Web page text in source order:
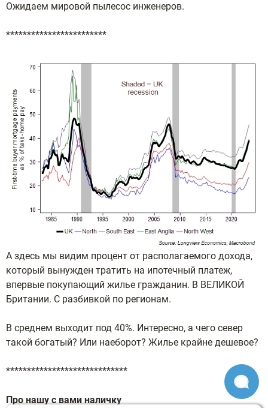
Ожидаем мировой пылесос инженеров.
************************
А здесь мы видим процент от располагаемого дохода,
который вынужден тратить на ипотечный платеж,
впервые покупающий жилье гражданин. В ВЕЛИКОЙ
Британии. С разбивкой по регионам.
В среднем выходит под 40%. Интересно, а чего север
такой богатый? Или наеборот? Жилье крайне дешевое?
*****************************
Про нашу с вами наличку